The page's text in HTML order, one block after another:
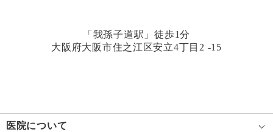
「我孫子道駅」徒歩1分
大阪府大阪市住之江区安立4丁目2 -15
医院について